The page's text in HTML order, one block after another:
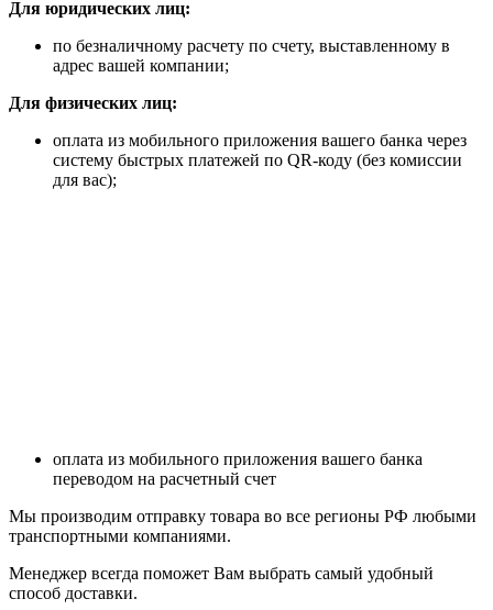
Для юридических лиц:
по безналичному расчету по счету, выставленному в
адрес вашей компании;
Для физических лиц:
оплата из мобильного приложения вашего банка через
систему быстрых платежей по QR-коду (без комиссии
для вас);
оплата из мобильного приложения вашего банка
переводом на расчетный счет
Мы производим отправку товара во все регионы РФ любыми
транспортными компаниями.
Менеджер всегда поможет Вам выбрать самый удобный
способ доставки.